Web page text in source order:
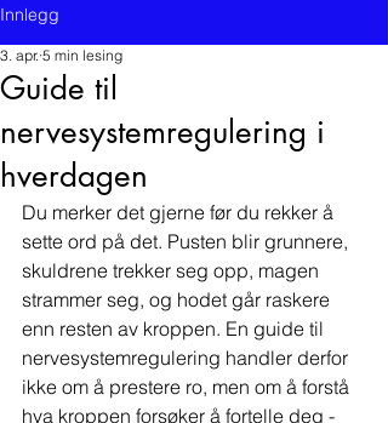
Innlegg
Guide til
nervesystemregulering i
hverdagen
3. apr. 5 min lesing
Du merker det gjerne før du rekker å
sette ord på det. Pusten blir grunnere,
skuldrene trekker seg opp, magen
strammer seg, og hodet går raskere
enn resten av kroppen. En guide til
nervesystemregulering handler derfor
ikke om å prestere ro, men om å forstå
hva kroppen forsøker å fortelle deg -